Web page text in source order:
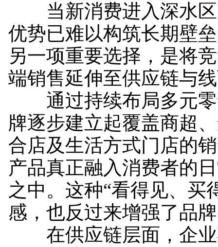
当新消费进入深水区
优势已难以构筑长期壁
另一项重要选择，是将
端销售延伸至供应链与
通过持续布局多元零
牌逐步建立起覆盖商超
合店及生活方式门店的
产品真正融入消费者的
之中。这种“看得见、买
感，也反过来增强了品
在供应链层面，企业